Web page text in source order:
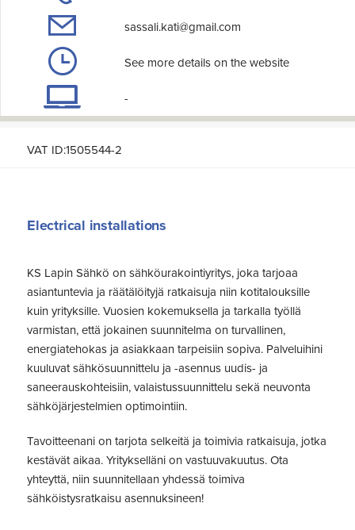
sassali.kati@gmail.com
See more details on the website
-
VAT ID:1505544-2
Electrical installations
KS Lapin Sähkö on sähköurakointiyritys, joka tarjoaa
asiantuntevia ja räätälöityjä ratkaisuja niin kotitalouksille
kuin yrityksille. Vuosien kokemuksella ja tarkalla työllä
varmistan, että jokainen suunnitelma on turvallinen,
energiatehokas ja asiakkaan tarpeisiin sopiva. Palveluihini
kuuluvat sähkösuunnittelu ja -asennus uudis- ja
saneerauskohteisiin, valaistussuunnittelu sekä neuvonta
sähköjärjestelmien optimointiin.
Tavoitteenani on tarjota selkeitä ja toimivia ratkaisuja, jotka
kestävät aikaa. Yritykselläni on vastuuvakuutus. Ota
yhteyttä, niin suunnitellaan yhdessä toimiva
sähköistysratkaisu asennuksineen!